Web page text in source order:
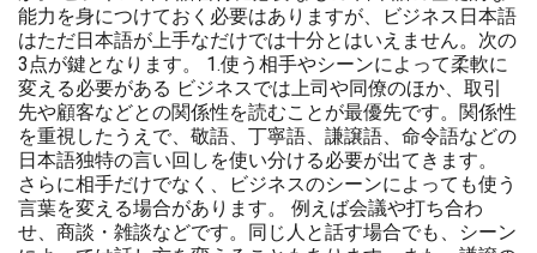
能力を身につけておく必要はありますが、ビジネス日本語
はただ日本語が上手なだけでは十分とはいえません。次の
3点が鍵となります。 1.使う相手やシーンによって柔軟に
変える必要がある ビジネスでは上司や同僚のほか、取引
先や顧客などとの関係性を読むことが最優先です。関係性
を重視したうえで、敬語、丁寧語、謙譲語、命令語などの
日本語独特の言い回しを使い分ける必要が出てきます。
さらに相手だけでなく、ビジネスのシーンによっても使う
言葉を変える場合があります。 例えば会議や打ち合わ
せ、商談・雑談などです。同じ人と話す場合でも、シーン